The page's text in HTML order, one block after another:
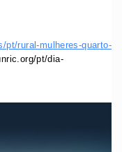
pt/rural-mulheres-quarto-
pt/dia-